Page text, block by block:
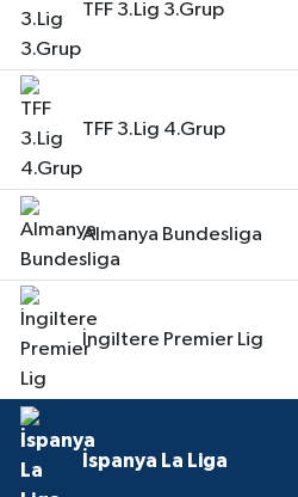
TFF 3.Lig 3.Grup
TFF 3.Lig 4.Grup
Almanya Bundesliga
İngiltere Premier Lig
İspanya La Liga